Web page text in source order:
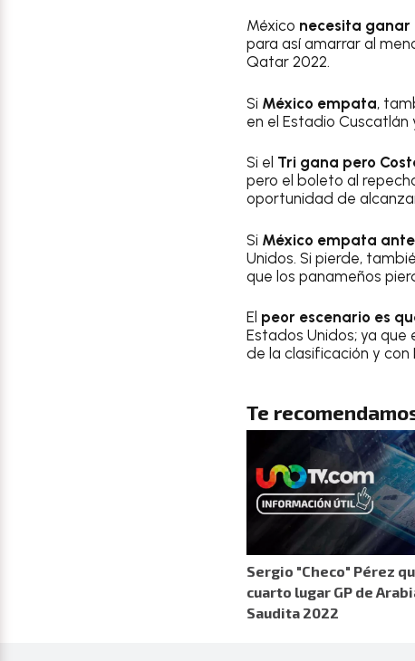
México necesita ganar
para así amarrar al
Qatar 2022.
Si México empata,
en el Estadio Cuscatlán
Si el Tri gana pero
pero el boleto al
oportunidad de
Si México empata
Unidos. Si pierde,
que los panameños
El peor escenario es
Estados Unidos; ya
de la clasificación y con
Te
Sergio "Checo" Pérez
cuarto lugar GP de
Saudita 2022